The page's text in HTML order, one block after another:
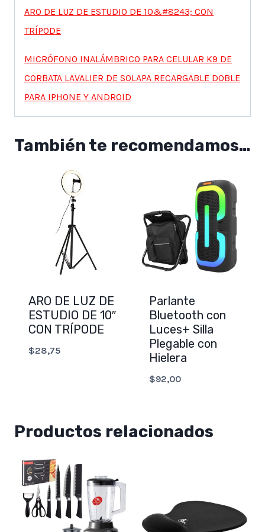
ARO DE LUZ DE ESTUDIO DE 10&#8243; CON
TRÍPODE
MICRÓFONO INALÁMBRICO PARA CELULAR K9 DE
CORBATA LAVALIER DE SOLAPA RECARGABLE DOBLE
PARA IPHONE Y ANDROID
También te recomendamos…
ARO DE LUZ DE
ESTUDIO DE 10″
CON TRÍPODE
$28,75
Parlante
Bluetooth con
Luces+ Silla
Plegable con
Hielera
$92,00
Productos relacionados